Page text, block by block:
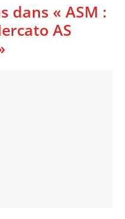
dans « ASM :
AS